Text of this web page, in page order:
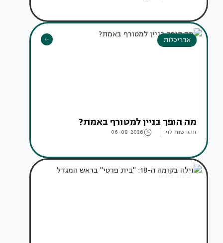
אדריכלות
מה הופך בניין למטורף באמת?
זוהר שחר לוי 06-08-2026
עיצוב בתים